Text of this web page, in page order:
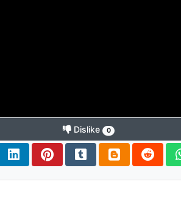
Dislike 0